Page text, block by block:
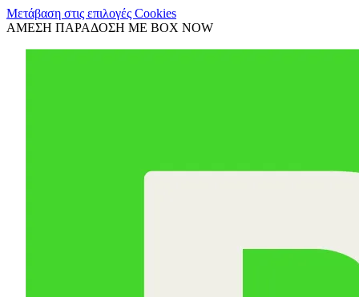
Μετάβαση στις επιλογές Cookies
ΑΜΕΣΗ ΠΑΡΑΔΟΣΗ ΜΕ BOX NOW